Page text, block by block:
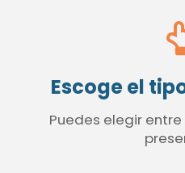
Escoge el
Puedes elegir